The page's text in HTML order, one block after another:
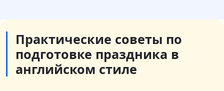
Практические советы по
подготовке праздника в
английском стиле